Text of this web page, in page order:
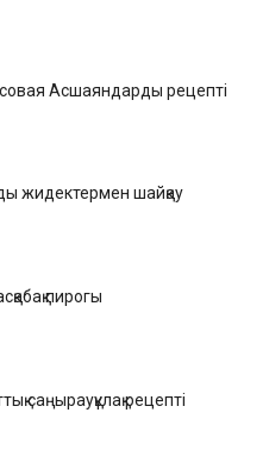
Асшаяндарды рецепті
жидектермен шайқау
пирогы
саңырауқұлақ рецепті